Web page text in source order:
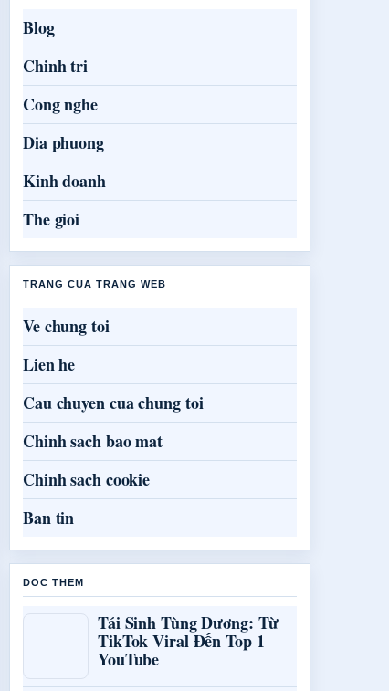
Blog
Chinh tri
Cong nghe
Dia phuong
Kinh doanh
The gioi
TRANG CUA TRANG WEB
Ve chung toi
Lien he
Cau chuyen cua chung toi
Chinh sach bao mat
Chinh sach cookie
Ban tin
DOC THEM
Tái Sinh Tùng Dương: Từ
TikTok Viral Đến Top 1
YouTube